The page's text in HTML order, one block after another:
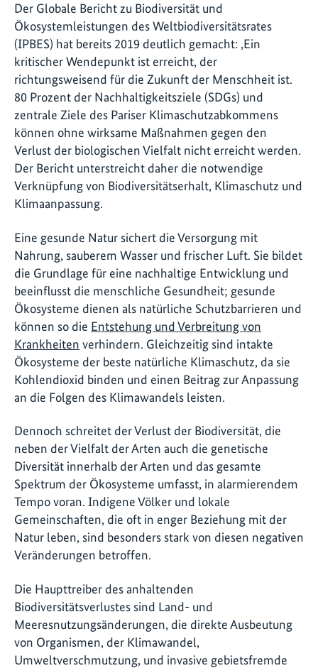
Der Globale Bericht zu Biodiversität und
Ökosystemleistungen des Weltbiodiversitätsrates
(IPBES) hat bereits 2019 deutlich gemacht: ,Ein
kritischer Wendepunkt ist erreicht, der
richtungsweisend für die Zukunft der Menschheit ist.
80 Prozent der Nachhaltigkeitsziele (SDGs) und
zentrale Ziele des Pariser Klimaschutzabkommens
können ohne wirksame Maßnahmen gegen den
Verlust der biologischen Vielfalt nicht erreicht werden.
Der Bericht unterstreicht daher die notwendige
Verknüpfung von Biodiversitätserhalt, Klimaschutz und
Klimaanpassung.
Eine gesunde Natur sichert die Versorgung mit
Nahrung, sauberem Wasser und frischer Luft. Sie bildet
die Grundlage für eine nachhaltige Entwicklung und
beeinflusst die menschliche Gesundheit; gesunde
Ökosysteme dienen als natürliche Schutzbarrieren und
können so die Entstehung und Verbreitung von
Krankheiten verhindern. Gleichzeitig sind intakte
Ökosysteme der beste natürliche Klimaschutz, da sie
Kohlendioxid binden und einen Beitrag zur Anpassung
an die Folgen des Klimawandels leisten.
Dennoch schreitet der Verlust der Biodiversität, die
neben der Vielfalt der Arten auch die genetische
Diversität innerhalb der Arten und das gesamte
Spektrum der Ökosysteme umfasst, in alarmierendem
Tempo voran. Indigene Völker und lokale
Gemeinschaften, die oft in enger Beziehung mit der
Natur leben, sind besonders stark von diesen negativen
Veränderungen betroffen.
Die Haupttreiber des anhaltenden
Biodiversitätsverlustes sind Land- und
Meeresnutzungsänderungen, die direkte Ausbeutung
von Organismen, der Klimawandel,
Umweltverschmutzung, und invasive gebietsfremde